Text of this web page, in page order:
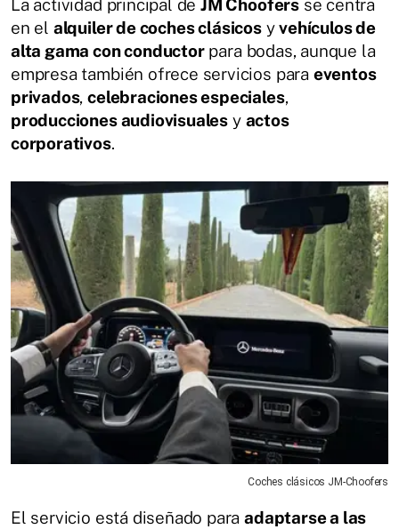
La actividad principal deJM Choofersse centra
en el alquiler de coches clásicosyvehículos de
alta gama con conductorpara bodas, aunque la
empresa también ofrece servicios para eventos
privados,celebraciones especiales,
producciones audiovisuales y actos
corporativos.
Coches clásicos JM-Choofers
El servicio está diseñado paraadaptarse a las